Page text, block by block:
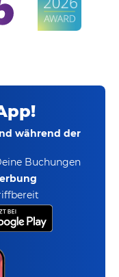
während der
Buchungen